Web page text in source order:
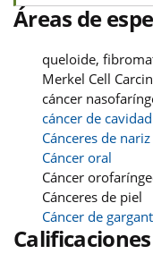
Áreas de
queloide,
Merkel Cell
cáncer
cáncer de
Cánceres de
Cáncer oral
Cáncer
Cánceres de piel
Cáncer de